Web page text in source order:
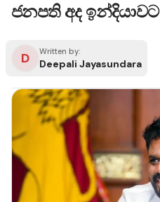
ජනපති අද ඉන්දියාවට
D Written by:
Deepali Jayasundara